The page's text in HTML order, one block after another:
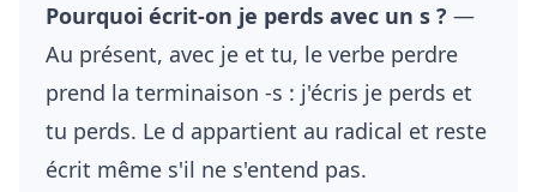
Pourquoi écrit-on je perds avec un s ? —
Au présent, avec je et tu, le verbe perdre
prend la terminaison -s : j'écris je perds et
tu perds. Le d appartient au radical et reste
écrit même s'il ne s'entend pas.